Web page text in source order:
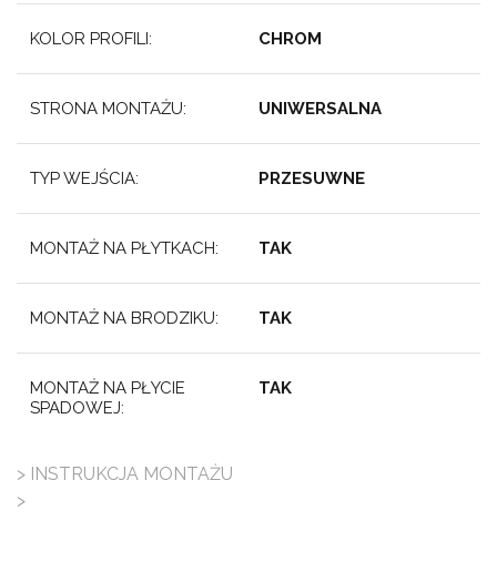
KOLOR PROFILI: CHROM
STRONA MONTAŻU: UNIWERSALNA
TYP WEJŚCIA: PRZESUWNE
MONTAŻ NA PŁYTKACH: TAK
MONTAŻ NA BRODZIKU: TAK
MONTAŻ NA PŁYCIE
SPADOWEJ:
TAK
> INSTRUKCJA MONTAŻU
>